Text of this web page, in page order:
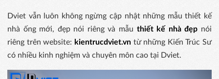
Dviet vẫn luôn không ngừng cập nhật những mẫu thiết kế
nhà ống mới, đẹp nói riêng và mẫu thiết kế nhà đẹp nói
riêng trên website: kientrucdviet.vntừ những Kiến Trúc Sư
có nhiều kinh nghiệm và chuyên môn cao tại Dviet.